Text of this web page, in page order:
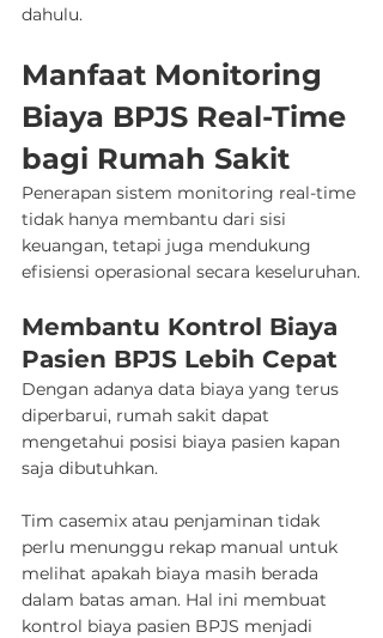
dahulu.
Manfaat Monitoring
Biaya BPJS Real-Time
bagi Rumah Sakit
Penerapan sistem monitoring real-time
tidak hanya membantu dari sisi
keuangan, tetapi juga mendukung
efisiensi operasional secara keseluruhan.
Membantu Kontrol Biaya
Pasien BPJS Lebih Cepat
Dengan adanya data biaya yang terus
diperbarui, rumah sakit dapat
mengetahui posisi biaya pasien kapan
saja dibutuhkan.
Tim casemix atau penjaminan tidak
perlu menunggu rekap manual untuk
melihat apakah biaya masih berada
dalam batas aman. Hal ini membuat
kontrol biaya pasien BPJS menjadi